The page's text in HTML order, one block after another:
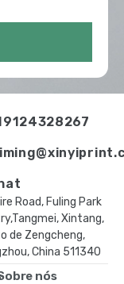
Road, Fuling Park
Xintang,
de Zengcheng,
China 511340
nós